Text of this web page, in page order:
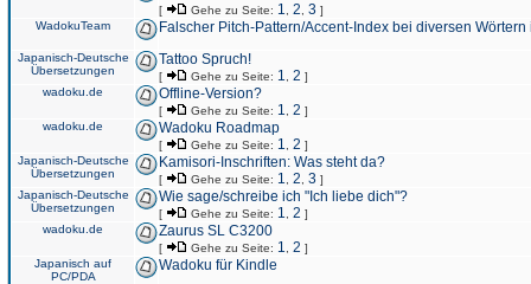
[ Gehe zu Seite: 1 2 3 ]
WadokuTeam
Falscher Pitch-Pattern/Accent-Index bei diversen
Japanisch-Deutsche
Übersetzungen
Tattoo Spruch!
[ Gehe zu Seite: 1 2 ]
wadoku.de
Offline-Version?
[ Gehe zu Seite: 1 2 ]
wadoku.de
Wadoku Roadmap
[ Gehe zu Seite: 1 2 ]
Japanisch-Deutsche
Übersetzungen
Kamisori-Inschriften: Was steht da?
[ Gehe zu Seite: 1 2 3 ]
Japanisch-Deutsche
Übersetzungen
Wie sage/schreibe ich "Ich liebe dich"?
[ Gehe zu Seite: 1 2 ]
wadoku.de
Zaurus SL C3200
[ Gehe zu Seite: 1 2 ]
Japanisch auf
PC/PDA
Wadoku für Kindle